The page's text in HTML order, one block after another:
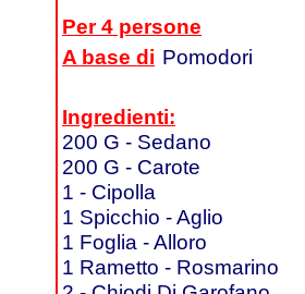
Per 4 persone
A base di Pomodori
Ingredienti:
200 G - Sedano
200 G - Carote
1 - Cipolla
1 Spicchio - Aglio
1 Foglia - Alloro
1 Rametto - Rosmarino